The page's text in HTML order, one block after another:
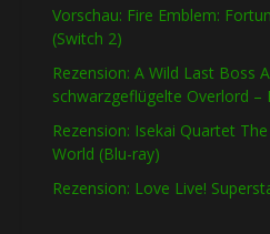
Vorschau: Fire Emblem:
(Switch 2)
Rezension: A Wild Last Boss
schwarzgeflügelte Overlord –
Rezension: Isekai Quartet
World (Blu-ray)
Rezension: Love Live!